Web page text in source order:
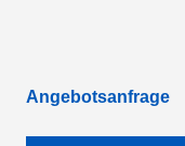
Angebotsanfrage